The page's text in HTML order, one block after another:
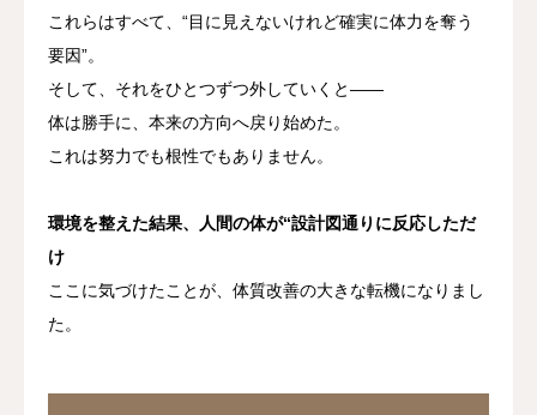
これらはすべて、 “目に見えないけれど確実に体力を奪う
要因”。
そして、それをひとつずつ外していくと——
体は勝手に、本来の方向へ戻り始めた。
これは努力でも根性でもありません。
環境を整えた結果、人間の体が“設計図通りに反応しただ
け
ここに気づけたことが、体質改善の大きな転機になりまし
た。